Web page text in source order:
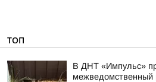
ТОП
В ДНТ «Импульс»
межведомственный